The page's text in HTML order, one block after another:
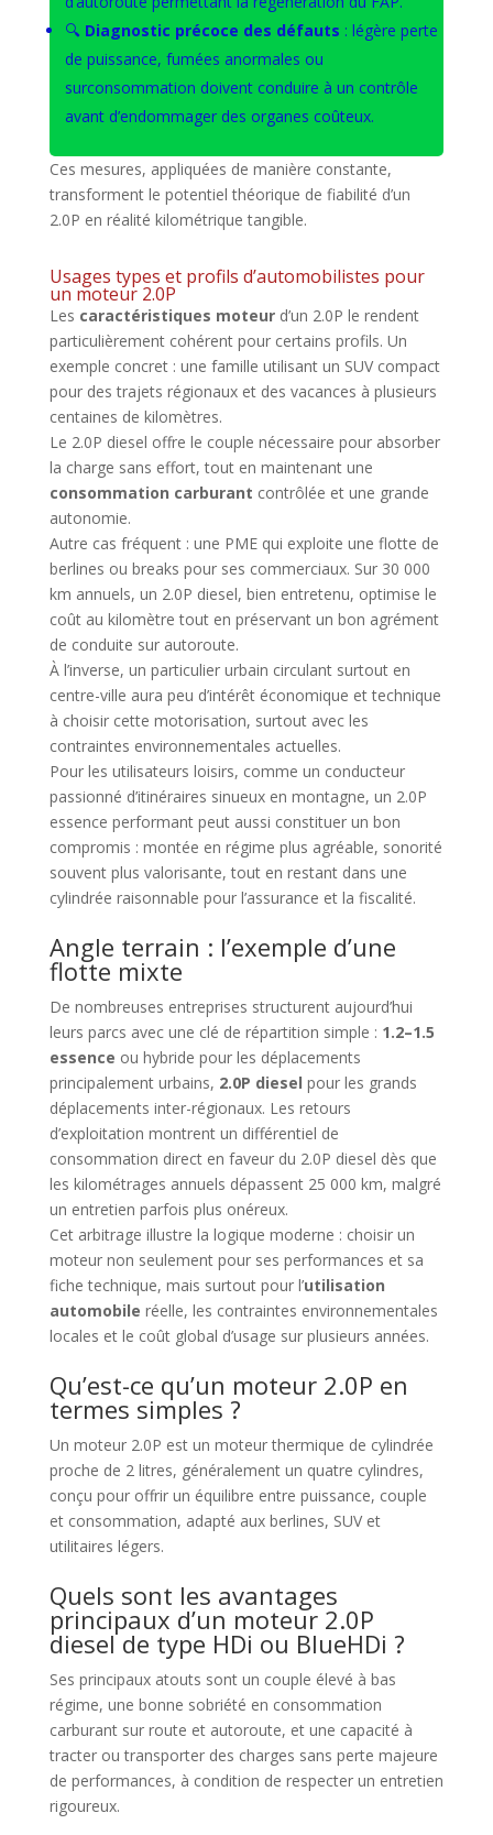
🔍 Diagnostic précoce des défauts : légère perte
de puissance, fumées anormales ou
surconsommation doivent conduire à un contrôle
avant d’endommager des organes coûteux.
Ces mesures, appliquées de manière constante,
transforment le potentiel théorique de fiabilité d’un
2.0P en réalité kilométrique tangible.
Usages types et profils d’automobilistes pour
un moteur 2.0P
Les caractéristiques moteurd’un 2.0P le rendent
particulièrement cohérent pour certains profils. Un
exemple concret : une famille utilisant un SUV compact
pour des trajets régionaux et des vacances à plusieurs
centaines de kilomètres.
Le 2.0P diesel offre le couple nécessaire pour absorber
la charge sans effort, tout en maintenant une
consommation carburant contrôlée et une grande
autonomie.
Autre cas fréquent : une PME qui exploite une flotte de
berlines ou breaks pour ses commerciaux. Sur 30 000
km annuels, un 2.0P diesel, bien entretenu, optimise le
coût au kilomètre tout en préservant un bon agrément
de conduite sur autoroute.
À l’inverse, un particulier urbain circulant surtout en
centre-ville aura peu d’intérêt économique et technique
à choisir cette motorisation, surtout avec les
contraintes environnementales actuelles.
Pour les utilisateurs loisirs, comme un conducteur
passionné d’itinéraires sinueux en montagne, un 2.0P
essence performant peut aussi constituer un bon
compromis : montée en régime plus agréable, sonorité
souvent plus valorisante, tout en restant dans une
cylindrée raisonnable pour l’assurance et la fiscalité.
Angle terrain : l’exemple d’une
flotte mixte
De nombreuses entreprises structurent aujourd’hui
leurs parcs avec une clé de répartition simple : 1.2–1.5
essence ou hybride pour les déplacements
principalement urbains, 2.0P diesel pour les grands
déplacements inter-régionaux. Les retours
d’exploitation montrent un différentiel de
consommation direct en faveur du 2.0P diesel dès que
les kilométrages annuels dépassent 25 000 km, malgré
un entretien parfois plus onéreux.
Cet arbitrage illustre la logique moderne : choisir un
moteur non seulement pour ses performances et sa
fiche technique, mais surtout pour l’utilisation
automobile réelle, les contraintes environnementales
locales et le coût global d’usage sur plusieurs années.
Qu’est-ce qu’un moteur 2.0P en
termes simples ?
Un moteur 2.0P est un moteur thermique de cylindrée
proche de 2 litres, généralement un quatre cylindres,
conçu pour offrir un équilibre entre puissance, couple
et consommation, adapté aux berlines, SUV et
utilitaires légers.
Quels sont les avantages
principaux d’un moteur 2.0P
diesel de type HDi ou BlueHDi ?
Ses principaux atouts sont un couple élevé à bas
régime, une bonne sobriété en consommation
carburant sur route et autoroute, et une capacité à
tracter ou transporter des charges sans perte majeure
de performances, à condition de respecter un entretien
rigoureux.